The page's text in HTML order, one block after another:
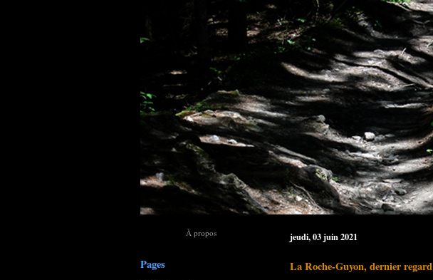
À propos
Pages
jeudi, 03 juin 2021
La Roche-Guyon, dernier regard